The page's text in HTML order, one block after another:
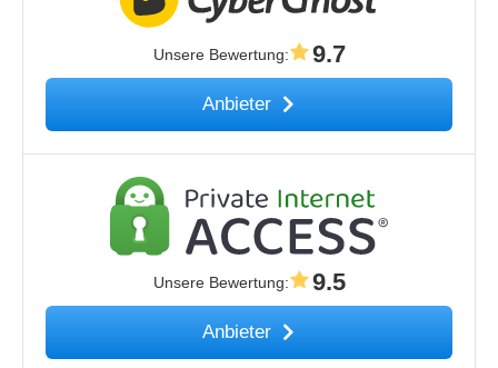
Unsere Bewertung: 9.7
Anbieter
Unsere Bewertung: 9.5
Anbieter